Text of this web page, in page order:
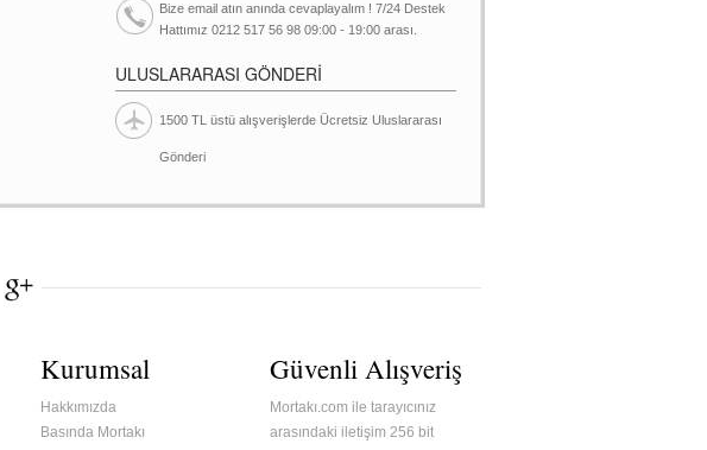
Bize email atın anında cevaplayalım ! 7/24 Destek
Hattımız 0212 517 56 98 09:00 - 19:00 arası.
ULUSLARARASI GÖNDERİ
1500 TL üstü alışverişlerde Ücretsiz Uluslararası
Gönderi
Kurumsal
Hakkımızda
Basında Mortakı
Güvenli Alışveriş
Mortakı.com ile tarayıcınız
arasındaki iletişim 256 bit